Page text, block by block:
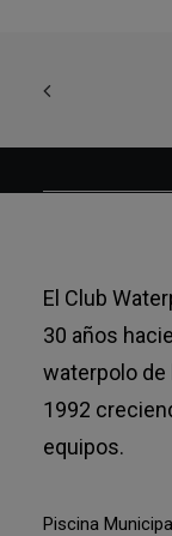
El Club
30 años
waterpolo de
1992
equipos.
Piscina